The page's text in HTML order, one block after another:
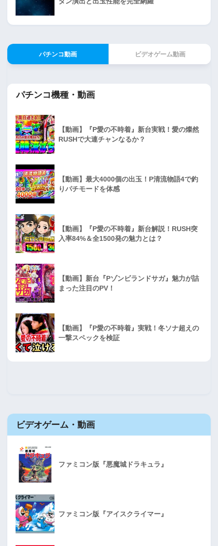
パチンコ動画 ビデオゲーム動画
パチンコ機種・動画
【動画】『P愛の不時着』新台実戦！愛の燦然
RUSHで大連チャンなるか？
【動画】最大4000個の出玉！P清流物語4で釣
りパチモードを体感
【動画】『P愛の不時着』新台解説！RUSH突
入率84%＆全1500発の魅力とは？
【動画】新台『Pゾンビランドサガ』魅力が詰
まった注目のPV！
【動画】『P愛の不時着』実戦！冬ソナ超えの
一撃スペックを検証
ビデオゲーム・動画
ファミコン版『悪魔城ドラキュラ』
ファミコン版『アイスクライマー』